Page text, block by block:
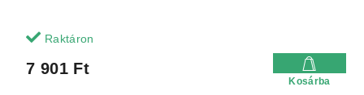
Raktáron
7 901 Ft
Kosárba